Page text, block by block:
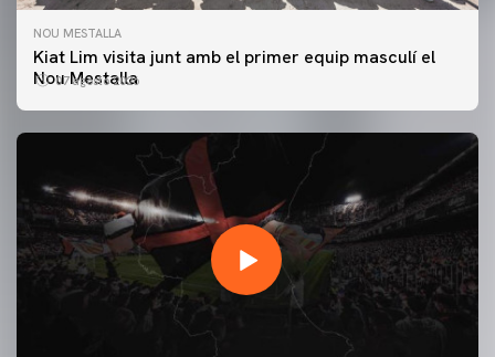
NOU MESTALLA
Kiat Lim visita junt amb el primer equip masculí el
Nou Mestalla
07 agosto 2026